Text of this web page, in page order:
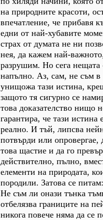
на природните красоти,
впечатление, че прибавя
едни от най-хубавите
страх от думата не ни
нея, да кажем най-
разрушим. Но сега нещата
напълно. Аз, сам, не съм в
унищожа тази истина,
защото тя сигурно се
това доказателство нищо
гарантира, че тази истина
реално. И тъй, липсва
потвърди или опровергае,
това щастие и да го
действително, пълно,
елементи на природата,
породили. Затова се
Не съм ли онази тънка
отбелязва границите на
никога повече няма да се